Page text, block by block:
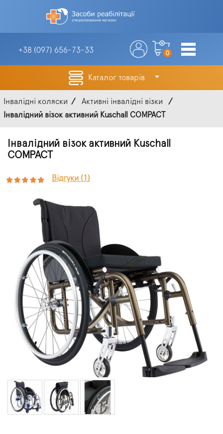
+38 (097) 656-73-33 0
Каталог товарів
Інвалідні коляски
Активні інвалідні візки
Інвалідний візок активний Kuschall COMPACT
Інвалідний візок активний Kuschall
COMPACT
Відгуки (1)